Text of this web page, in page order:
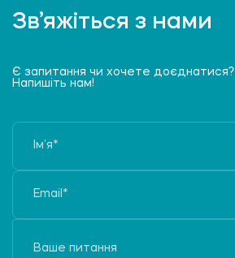
Зв’яжіться з нами
Є запитання чи хочете доєднатися?
Напишіть нам!